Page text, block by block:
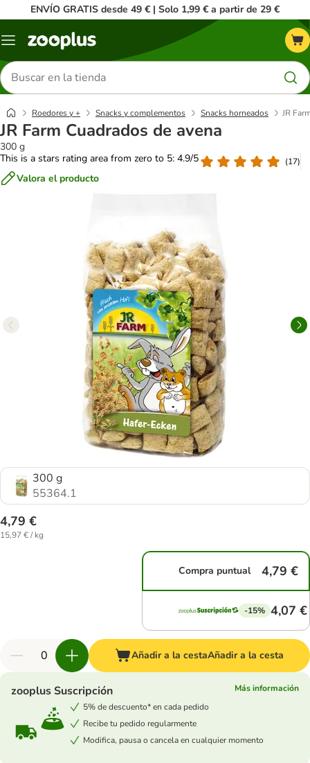
ENVÍO GRATIS desde 49 € | Solo 1,99 € a partir de 29 €
Menú
Buscar
productos
Roedores y + Snacks y complementos Snacks horneados JR
JR Farm Cuadrados de avena
300 g
This is a stars rating area from zero to 5: 4.9/5
(17)
Valora el producto
300 g
55364.1
4,79 €
15,97 € / kg
Compra puntual 4,79 €
-15% 4,07 €
Añadir a la cestaAñadir a la cesta
zooplus Suscripción
Más información
5% de descuento* en cada pedido
Recibe tu pedido regularmente
Modifica, pausa o cancela en cualquier momento